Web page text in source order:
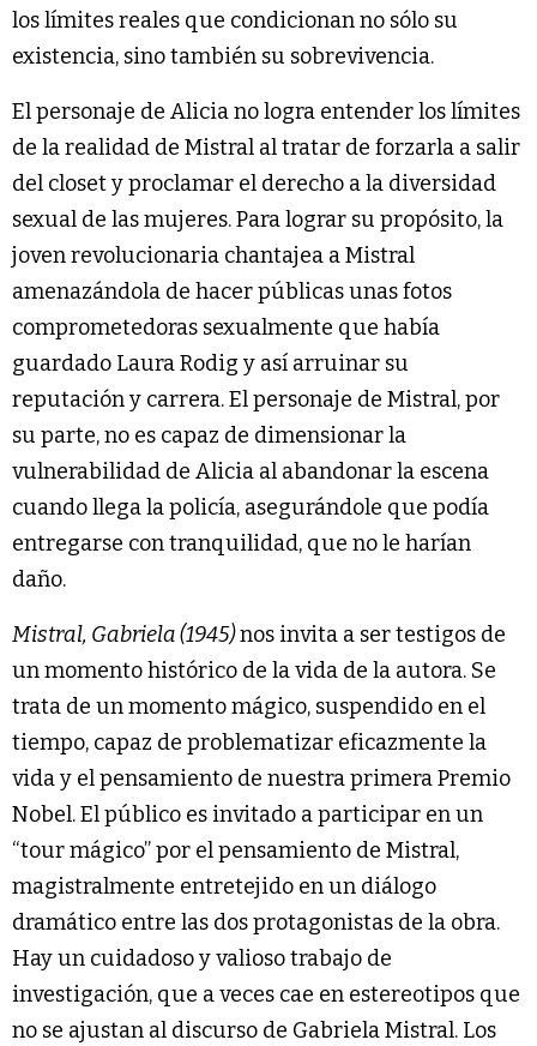
los límites reales que condicionan no sólo su
existencia, sino también su sobrevivencia.
El personaje de Alicia no logra entender los límites
de la realidad de Mistral al tratar de forzarla a salir
del closet y proclamar el derecho a la diversidad
sexual de las mujeres. Para lograr su propósito, la
joven revolucionaria chantajea a Mistral
amenazándola de hacer públicas unas fotos
comprometedoras sexualmente que había
guardado Laura Rodig y así arruinar su
reputación y carrera. El personaje de Mistral, por
su parte, no es capaz de dimensionar la
vulnerabilidad de Alicia al abandonar la escena
cuando llega la policía, asegurándole que podía
entregarse con tranquilidad, que no le harían
daño.
Mistral, Gabriela (1945)nos invita a ser testigos de
un momento histórico de la vida de la autora. Se
trata de un momento mágico, suspendido en el
tiempo, capaz de problematizar eficazmente la
vida y el pensamiento de nuestra primera Premio
Nobel. El público es invitado a participar en un
“tour mágico” por el pensamiento de Mistral,
magistralmente entretejido en un diálogo
dramático entre las dos protagonistas de la obra.
Hay un cuidadoso y valioso trabajo de
investigación, que a veces cae en estereotipos que
no se ajustan al discurso de Gabriela Mistral. Los